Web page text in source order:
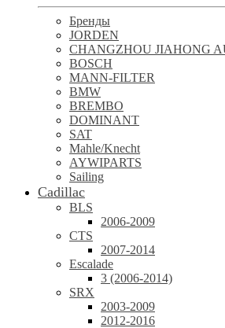
Бренды
JORDEN
CHANGZHOU JIAHONG
BOSCH
MANN-FILTER
BMW
BREMBO
DOMINANT
SAT
Mahle/Knecht
AYWIPARTS
Sailing
Cadillac
BLS
2006-2009
CTS
2007-2014
Escalade
3 (2006-2014)
SRX
2003-2009
2012-2016